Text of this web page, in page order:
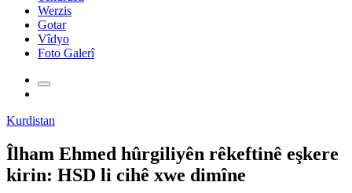
Werzis
Gotar
Vîdyo
Foto Galerî
Kurdistan
Îlham Ehmed hûrgiliyên rêkeftinê eşkere
kirin: HSD li cihê xwe dimîne